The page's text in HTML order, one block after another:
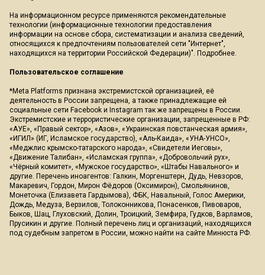
На информационном ресурсе применяются рекомендательные
технологии (информационные технологии предоставления
информации на основе сбора, систематизации и анализа сведений,
относящихся к предпочтениям пользователей сети "Интернет",
находящихся на территории Российской Федерации)". Подробнее.
Пользовательское соглашение
*Meta Platforms признана экстремистской организацией, её
деятельность в России запрещена, а также принадлежащие ей
социальные сети Facebook и Instagram так же запрещены в России.
Экстремистские и террористические организации, запрещенные в РФ:
«АУЕ», «Правый сектор», «Азов», «Украинская повстанческая армия»,
«ИГИЛ» (ИГ, Исламское государство), «Аль-Каида», «УНА-УНСО»,
«Меджлис крымско-татарского народа», «Свидетели Иеговы»,
«Движение Талибан», «Исламская группа», «Добровольчий рух»,
«Чёрный комитет», «Мужское государство», «Штабы Навального» и
другие. Перечень иноагентов: Галкин, Моргенштерн, Дудь, Невзоров,
Макаревич, Гордон, Мирон Фёдоров (Оксимирон), Смольянинов,
Монеточка (Елизавета Гардымова), ФБК, Навальный, Голос Америки,
Дождь, Медуза, Верзилов, Толоконникова, Понасенков, Пивоваров,
Быков, Шац, Глуховский, Долин, Троицкий, Земфира, Гудков, Варламов,
Прусикин и другие. Полный перечень лиц и организаций, находящихся
под судебным запретом в России, можно найти на сайте Минюста РФ.